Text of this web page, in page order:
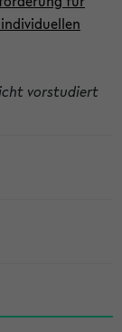
vorstudiert